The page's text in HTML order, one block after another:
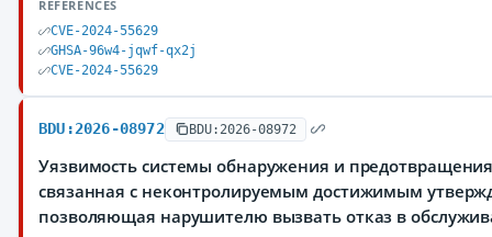
REFERENCES
CVE-2024-55629
GHSA-96w4-jqwf-qx2j
CVE-2024-55629
BDU:2026-08972 BDU:2026-08972
Уязвимость системы обнаружения и
связанная с неконтролируемым достижимым
позволяющая нарушителю вызвать отказ в